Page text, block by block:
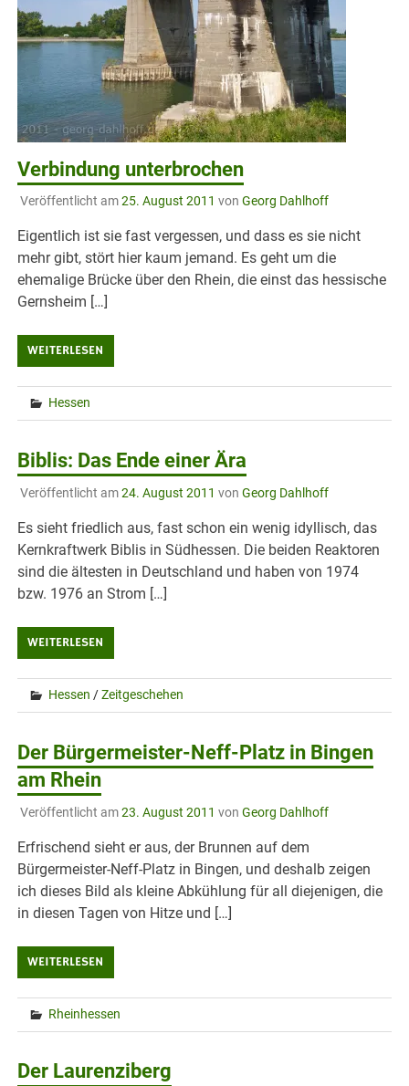
Verbindung unterbrochen
Veröffentlicht am25. August 2011 von Georg Dahlhoff
Eigentlich ist sie fast vergessen, und dass es sie nicht
mehr gibt, stört hier kaum jemand. Es geht um die
ehemalige Brücke über den Rhein, die einst das hessische
Gernsheim […]
WEITERLESEN
Hessen
Biblis: Das Ende einer Ära
Veröffentlicht am24. August 2011 von Georg Dahlhoff
Es sieht friedlich aus, fast schon ein wenig idyllisch, das
Kernkraftwerk Biblis in Südhessen. Die beiden Reaktoren
sind die ältesten in Deutschland und haben von 1974
bzw. 1976 an Strom […]
WEITERLESEN
Hessen /Zeitgeschehen
Der Bürgermeister-Neff-Platz in Bingen
am Rhein
Veröffentlicht am23. August 2011 von Georg Dahlhoff
Erfrischend sieht er aus, der Brunnen auf dem
Bürgermeister-Neff-Platz in Bingen, und deshalb zeigen
ich dieses Bild als kleine Abkühlung für all diejenigen, die
in diesen Tagen von Hitze und […]
WEITERLESEN
Rheinhessen
Der Laurenziberg